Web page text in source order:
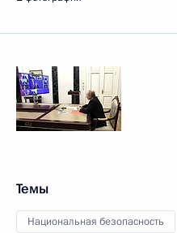
Темы
Национальная безопасность